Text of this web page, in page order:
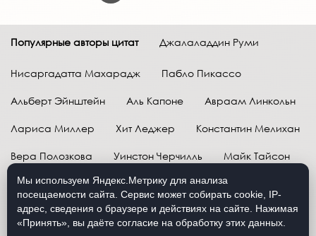
Популярные авторы цитат Джалаладдин Руми
Нисаргадатта Махарадж Пабло Пикассо
Альберт Эйнштейн Аль Капоне Авраам Линкольн
Лариса Миллер Хит Леджер Константин Мелихан
Вера Полозкова Уинстон Черчилль Майк Тайсон
Марк Твен Расул Гамзатов Грег Плитт
Далай-лама XIV Уоррен Баффетт
Мы используем Яндекс.Метрику для анализа
посещаемости сайта. Сервис может собирать cookie, IP-
адрес, сведения о браузере и действиях на сайте. Нажимая
«Принять», вы даёте согласие на обработку этих данных.